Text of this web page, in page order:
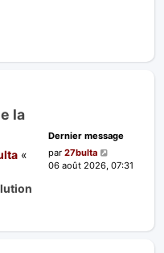
la
«
Dernier message
par27bulta
06 août 2026, 07:31